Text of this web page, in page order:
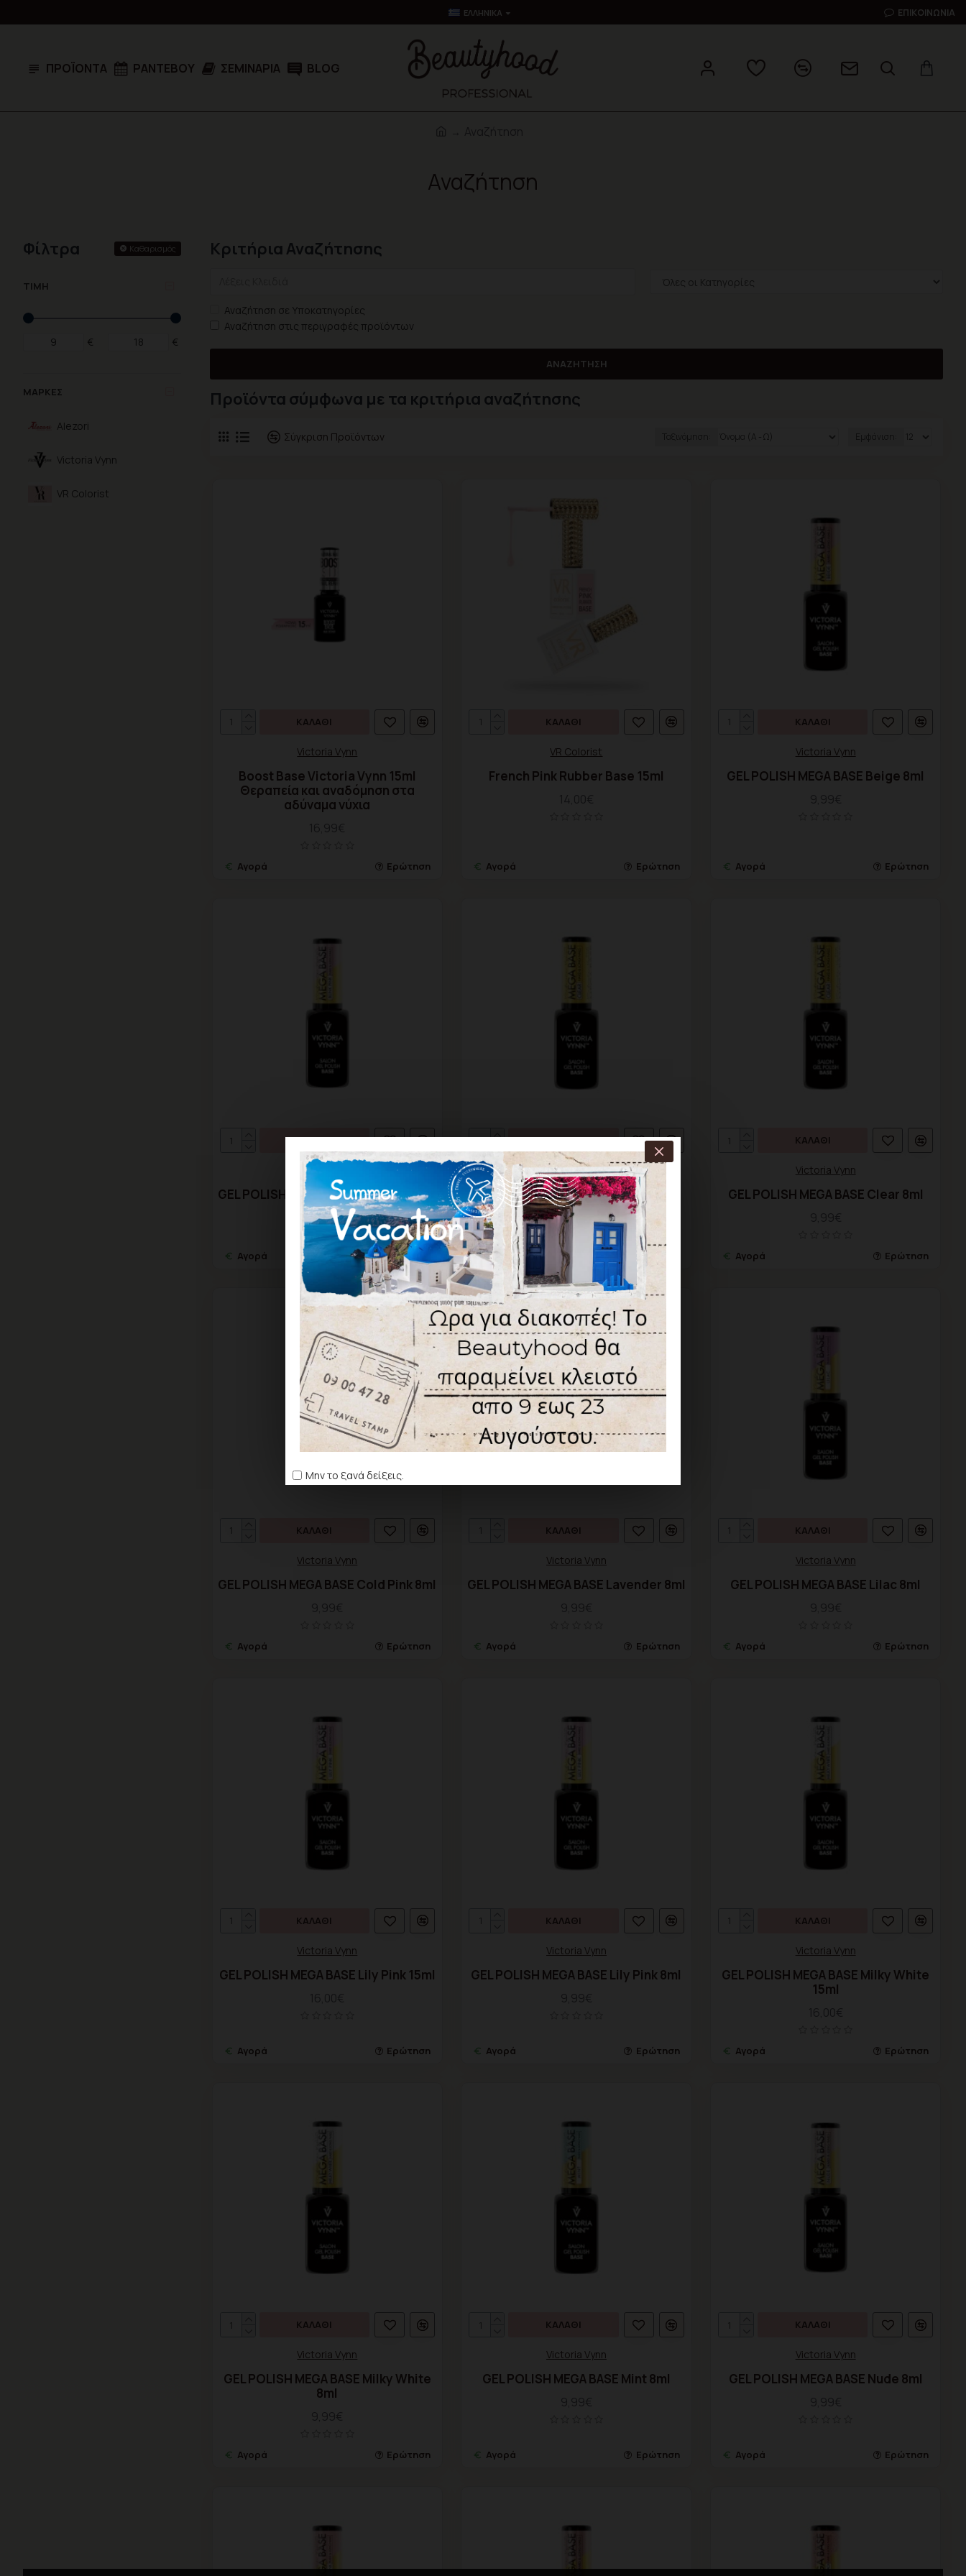
Μην το ξανά δείξεις.
ΕΛΛΗΝΙΚΆ ΕΠΙΚΟΙΝΩΝΊΑ
ΠΡΟΪΌΝΤΑ ΡΑΝΤΕΒΟΎ ΣΕΜΙΝΆΡΙΑ BLOG
Αναζήτηση
Φίλτρα Καθαρισμός
ΤΙΜΉ
€ €
ΜΆΡΚΕΣ
Alezori
Victoria Vynn
VR Colorist
Κριτήρια Αναζήτησης
Αναζήτηση σε Υποκατηγορίες
Αναζήτηση στις περιγραφές προϊόντων
ΑΝΑΖΉΤΗΣΗ
Προϊόντα σύμφωνα με τα κριτήρια αναζήτησης
Σύγκριση Προϊόντων
Victoria Vynn
Boost Base Victoria Vynn 15ml
Θεραπεία και αναδόμηση στα
αδύναμα νύχια
ΚΑΛΆΘΙ
Αγορά Ερώτηση
VR Colorist
French Pink Rubber Base 15ml
ΚΑΛΆΘΙ
Αγορά Ερώτηση
Victoria Vynn
GEL POLISH MEGA BASE Beige 8ml
ΚΑΛΆΘΙ
Αγορά Ερώτηση
Victoria Vynn
GEL POLISH MEGA BASE Blink Pink 8ml
9,99€
ΚΑΛΆΘΙ
Αγορά Ερώτηση
Victoria Vynn
GEL POLISH MEGA BASE Clear 15ml
15,50€
ΚΑΛΆΘΙ
Αγορά Ερώτηση
Victoria Vynn
GEL POLISH MEGA BASE Clear 8ml
ΚΑΛΆΘΙ
Αγορά Ερώτηση
Victoria Vynn
GEL POLISH MEGA BASE Cold Pink 8ml
ΚΑΛΆΘΙ
Αγορά Ερώτηση
Victoria Vynn
GEL POLISH MEGA BASE Lavender 8ml
ΚΑΛΆΘΙ
Αγορά Ερώτηση
Victoria Vynn
GEL POLISH MEGA BASE Lilac 8ml
ΚΑΛΆΘΙ
Αγορά Ερώτηση
Victoria Vynn
GEL POLISH MEGA BASE Lily Pink 15ml
ΚΑΛΆΘΙ
Αγορά Ερώτηση
Victoria Vynn
GEL POLISH MEGA BASE Lily Pink 8ml
ΚΑΛΆΘΙ
Αγορά Ερώτηση
Victoria Vynn
GEL POLISH MEGA BASE Milky White
15ml
ΚΑΛΆΘΙ
Αγορά Ερώτηση
Victoria Vynn
GEL POLISH MEGA BASE Milky White
8ml
ΚΑΛΆΘΙ
Αγορά Ερώτηση
Victoria Vynn
GEL POLISH MEGA BASE Mint 8ml
ΚΑΛΆΘΙ
Αγορά Ερώτηση
Victoria Vynn
GEL POLISH MEGA BASE Nude 8ml
ΚΑΛΆΘΙ
Αγορά Ερώτηση